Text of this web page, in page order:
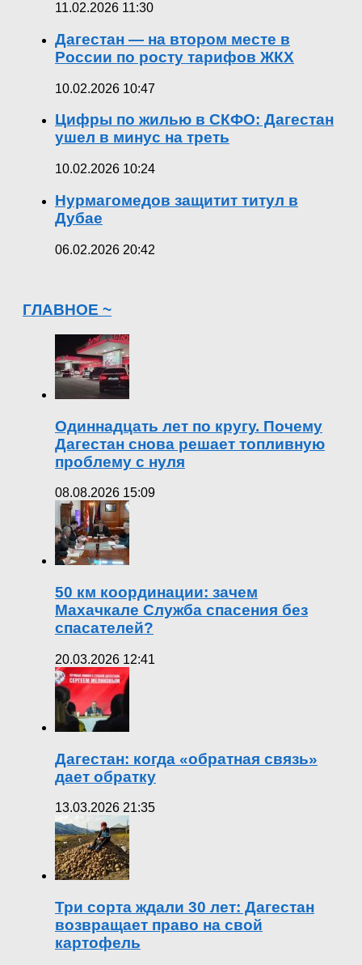
11.02.2026 11:30
Дагестан — на втором месте в
России по росту тарифов ЖКХ
10.02.2026 10:47
Цифры по жилью в СКФО: Дагестан
ушел в минус на треть
10.02.2026 10:24
Нурмагомедов защитит титул в
Дубае
06.02.2026 20:42
ГЛАВНОЕ ~
Одиннадцать лет по кругу. Почему
Дагестан снова решает топливную
проблему с нуля
08.08.2026 15:09
50 км координации: зачем
Махачкале Служба спасения без
спасателей?
20.03.2026 12:41
Дагестан: когда «обратная связь»
дает обратку
13.03.2026 21:35
Три сорта ждали 30 лет: Дагестан
возвращает право на свой
картофель